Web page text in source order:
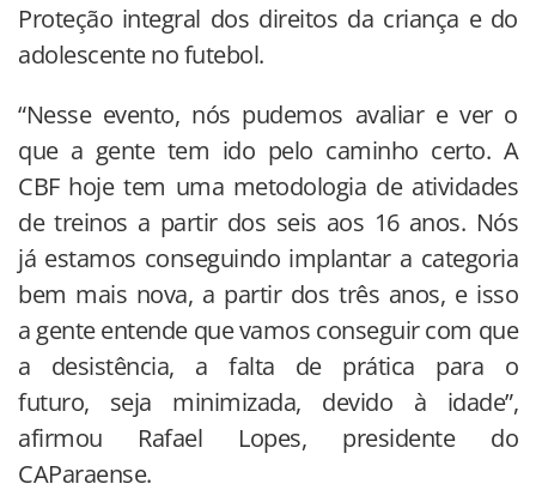
Proteção integral dos direitos da criança e do
adolescente no futebol.
“Nesse evento, nós pudemos avaliar e ver o
que a gente tem ido pelo caminho certo. A
CBF hoje tem uma metodologia de atividades
de treinos a partir dos seis aos 16 anos. Nós
já estamos conseguindo implantar a categoria
bem mais nova, a partir dos três anos, e isso
a gente entende que vamos conseguir com que
a desistência, a falta de prática para o
futuro, seja minimizada, devido à idade”,
afirmou Rafael Lopes, presidente do
CAParaense.